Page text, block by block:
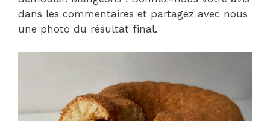
dans les commentaires et partagez avec nous
une photo du résultat final.